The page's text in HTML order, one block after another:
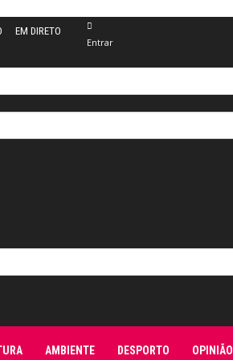
EM DIRETO
Entrar
AMBIENTE DESPORTO OPINIÃO